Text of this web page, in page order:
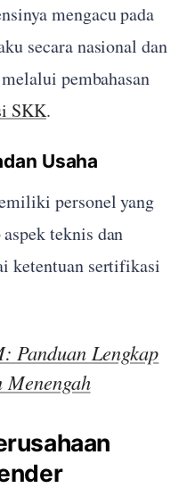
mengacu pada
secara nasional dan
pembahasan
SKK.
Usaha
personel yang
teknis dan
ketentuan sertifikasi
Panduan Lengkap